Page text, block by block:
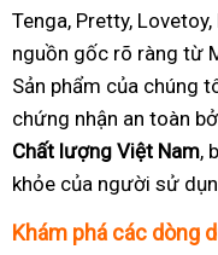
Tenga, Pretty,
nguồn gốc rõ ràng từ
Sản phẩm của chúng
chứng nhận an toàn
Chất lượng Việt Nam,
khỏe của người sử
Khám phá các dòng